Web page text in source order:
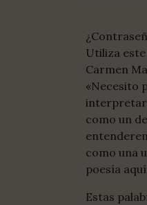
Utiliza
Carmen
«Necesito
como un
como una
poesía aquí
Estas